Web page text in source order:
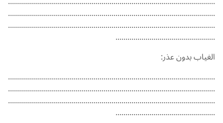
........................................................................................................
........................................................................................................
..................................................
الغياب بدون عذر:
........................................................................................................
........................................................................................................
........................................................................................................
..................................................